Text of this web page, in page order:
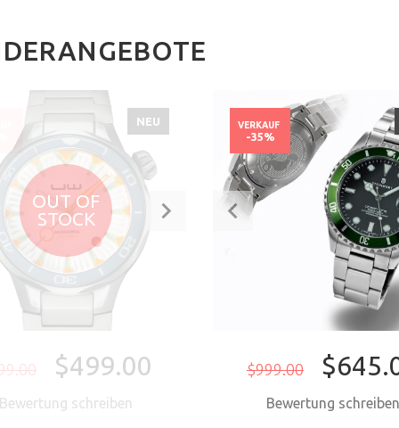
OUT OF
STOCK
NEU
$499.00
Bewertung schreiben
$999.00
VERKAUF
-35%
Bewertung schreiben